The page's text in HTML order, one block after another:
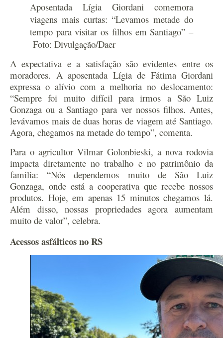
Aposentada Lígia Giordani comemora
viagens mais curtas: “Levamos metade do
tempo para visitar os filhos em Santiago” –
Foto: Divulgação/Daer
A expectativa e a satisfação são evidentes entre os
moradores. A aposentada Lígia de Fátima Giordani
expressa o alívio com a melhoria no deslocamento:
“Sempre foi muito difícil para irmos a São Luiz
Gonzaga ou a Santiago para ver nossos filhos. Antes,
levávamos mais de duas horas de viagem até Santiago.
Agora, chegamos na metade do tempo”, comenta.
Para o agricultor Vilmar Golonbieski, a nova rodovia
impacta diretamente no trabalho e no patrimônio da
familia: “Nós dependemos muito de São Luiz
Gonzaga, onde está a cooperativa que recebe nossos
produtos. Hoje, em apenas 15 minutos chegamos lá.
Além disso, nossas propriedades agora aumentam
muito de valor”, celebra.
Acessos asfálticos no RS